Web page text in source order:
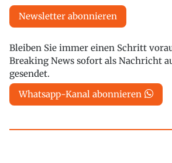
Newsletter abonnieren
Bleiben Sie immer einen Schritt
Breaking News sofort als Nachricht
gesendet.
Whatsapp-Kanal abonnieren